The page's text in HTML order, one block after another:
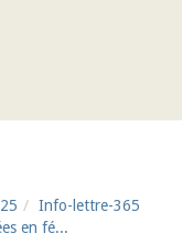
Info-lettre-365
en fé...